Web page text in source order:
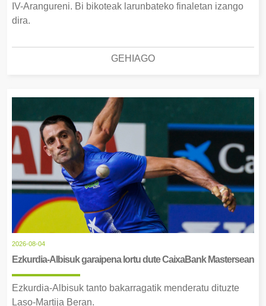
IV-Arangureni. Bi bikoteak larunbateko finaletan izango
dira.
GEHIAGO
2026-08-04
Ezkurdia-Albisuk garaipena lortu dute CaixaBank Mastersean
Ezkurdia-Albisuk tanto bakarragatik menderatu dituzte
Laso-Martija Beran.